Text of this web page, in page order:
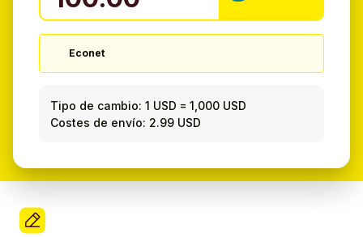
Econet
Tipo de cambio: 1 USD =1,000 USD
Costes de envío: 2.99 USD